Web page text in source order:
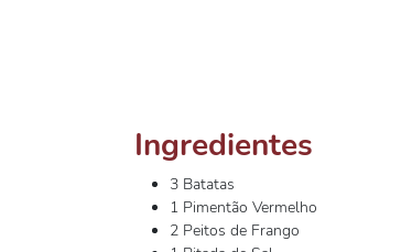
Ingredientes
3 Batatas
1 Pimentão Vermelho
2 Peitos de Frango